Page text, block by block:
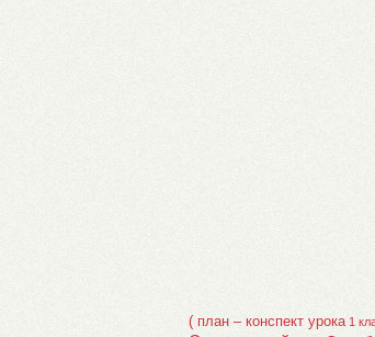
( план – конспект урока 1